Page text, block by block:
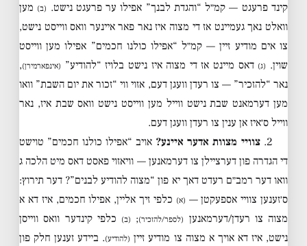
קינד פרעגט — קמ״ל “והגדת לבנך” אפילו ער פרעגט נישט. (ב) מען
וואלט נאך געמיינט אז די מצוה איז נאר פאר איינער וואס ווייסט נישט,
צו אים מודיע זיין — קמ״ל “אפילו כולנו חכמים” אפילו מען ווייסט
שוין. (ג) דאס מיינט אז די מצוה איז נישט בלויז “להודיע” (אינפארמירן),
נאר “להזכיר” — צו רעדן וועגן דעם, אזוי ווי “זכור את יום השבת” וואו
מען דערמאנט שבת נישט ווייל מען ווייסט נישט וואס שבת איז, נאר
ווייל ס׳איז אן ענין צו רעדן וועגן דעם.
2. צוויי מצוות אדער איינע? אויב “אפילו כולנו חכמים” טוישט
די הגדרה פון דערציילן צו דערמאנען — וויאזוי פאסט דאס מיט הלכה ג
וואו דער רמב״ם רעדט דאך יא פון “מצוה להודיע לבנים”? דער תירוץ:
ס׳זענען צוויי אספעקטן — (א) כלפי זיך אליין, אפילו חכמים, איז דא א
מצוה צו רעדן/דערמאנען (לספר/להזכיר); (ב) כלפי קינדער וואס ווייסן
נישט, איז דא אויך א מצוה צו מודיע זיין (להודיע). ביידע זענען חלק פון